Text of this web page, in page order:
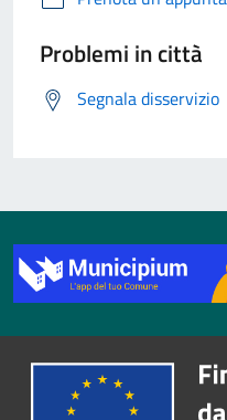
Problemi in città
Segnala disservizio